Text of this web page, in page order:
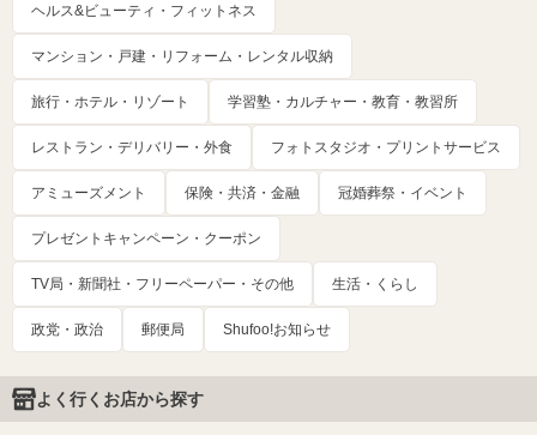
ヘルス&ビューティ・フィットネス
マンション・戸建・リフォーム・レンタル収納
旅行・ホテル・リゾート 学習塾・カルチャー・教育・教習所
レストラン・デリバリー・外食 フォトスタジオ・プリントサービス
アミューズメント 保険・共済・金融 冠婚葬祭・イベント
プレゼントキャンペーン・クーポン
TV局・新聞社・フリーペーパー・その他 生活・くらし
政党・政治 郵便局 Shufoo!お知らせ
よく行くお店から探す